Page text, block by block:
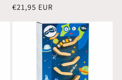
Normale
€21,95 EUR